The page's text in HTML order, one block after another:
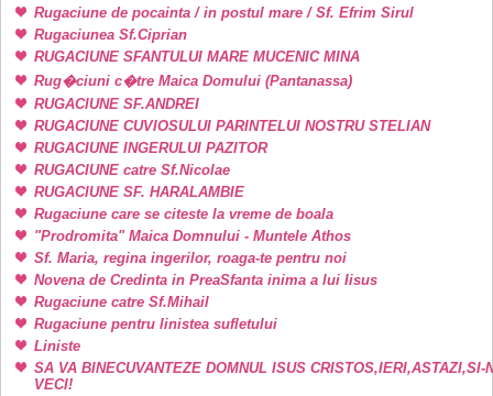
Rugaciune de pocainta / in postul mare / Sf. Efrim Sirul
Rugaciunea Sf.Ciprian
RUGACIUNE SFANTULUI MARE MUCENIC MINA
Rug�ciuni c�tre Maica Domului (Pantanassa)
RUGACIUNE SF.ANDREI
RUGACIUNE CUVIOSULUI PARINTELUI NOSTRU STELIAN
RUGACIUNE INGERULUI PAZITOR
RUGACIUNE catre Sf.Nicolae
RUGACIUNE SF. HARALAMBIE
Rugaciune care se citeste la vreme de boala
"Prodromita" Maica Domnului - Muntele Athos
Sf. Maria, regina ingerilor, roaga-te pentru noi
Novena de Credinta in PreaSfanta inima a lui Iisus
Rugaciune catre Sf.Mihail
Rugaciune pentru linistea sufletului
Liniste
SA VA BINECUVANTEZE DOMNUL ISUS CRISTOS,IERI,ASTAZI,SI-
VECI!